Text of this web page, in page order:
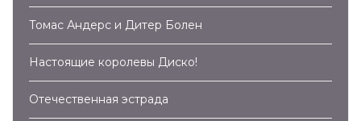
Томас Андерс и Дитер Болен
Настоящие королевы Диско!
Отечественная эстрада